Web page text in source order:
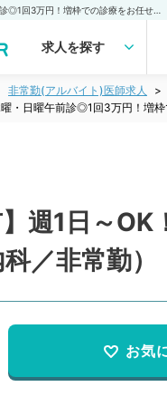
求人を探す
非常勤(アルバイト)医師求人
・日曜午前診◎1回3万円！増
】週1日～
／非常勤）
お気